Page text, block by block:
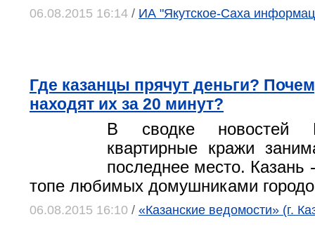
06.08.2015 16:14 / ИА "Якутское-Саха
Где казанцы прячут деньги?
находят их за 20 минут?
В сводке
квартирные кражи
последнее место. Казань
топе любимых домушниками
06.08.2015 16:10 / «Казанские ведомости» (г.